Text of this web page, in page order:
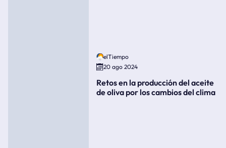
elTiempo
20 ago 2024
Retos en la producción del aceite
de oliva por los cambios del clima